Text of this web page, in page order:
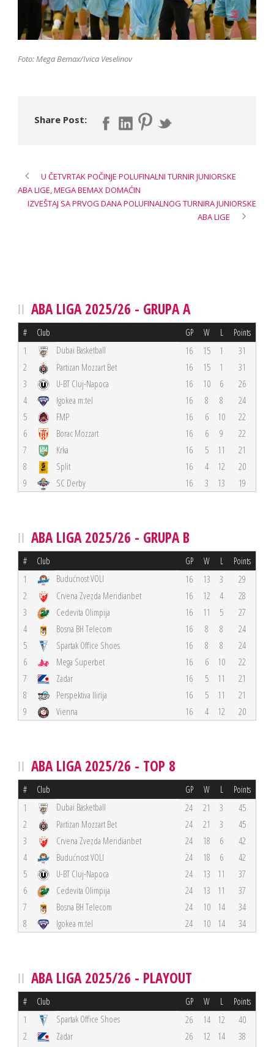
Foto: Mega Bemax/Ivica Veselinov
Share Post:
U ČETVRTAK POČINJE POLUFINALNI TURNIR JUNIORSKE
ABA LIGE, MEGA BEMAX DOMAĆIN
IZVEŠTAJ SA PRVOG DANA POLUFINALNOG TURNIRA JUNIORSKE
ABA LIGE
ABA LIGA 2025/26 - GRUPA A
# Club GP W L Points
1 Dubai Basketball 16 15 1
31
2
Partizan Mozzart Bet 16 15 1
31
3
U-BT Cluj-Napoca 16 10 6
26
4
Igokea m:tel 16 8 8
24
5
FMP 16 6 10
22
6
Borac Mozzart 16 6 9
22
7
Krka 16 5 11
21
8
Split 16 4 12
20
9
SC Derby 16 3 13 19
ABA LIGA 2025/26 - GRUPA B
# Club GP W L Points
1 Budućnost VOLI 16 13 3
29
2
Crvena Zvezda Meridianbet 16 12 4
28
3
Cedevita Olimpija 16 11 5
27
4
Bosna BH Telecom 16 8 8
24
5
Spartak Office Shoes 16 8 8
24
6
Mega Superbet 16 6 10
22
7
Zadar 16 5 11
21
8
Perspektiva Ilirija 16 5 11
21
9
Vienna 16 4 12 20
ABA LIGA 2025/26 - TOP 8
# Club GP W L Points
1 Dubai Basketball 24 21 3
45
2
Partizan Mozzart Bet 24 21 3
45
3
Crvena Zvezda Meridianbet 24 18 6
42
4
Budućnost VOLI 24 18 6
42
5
U-BT Cluj-Napoca 24 13 11
37
6
Cedevita Olimpija 24 13 11
37
7
Bosna BH Telecom 24 10 14
34
8
Igokea m:tel 24 10 14 34
ABA LIGA 2025/26 - PLAYOUT
# Club GP W L Points
1 Spartak Office Shoes 26 14 12
40
2
Zadar 26 12 14
38